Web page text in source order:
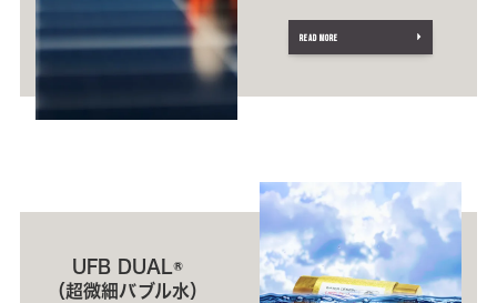
READ MORE
UFB DUAL®
（超微細バブル水）